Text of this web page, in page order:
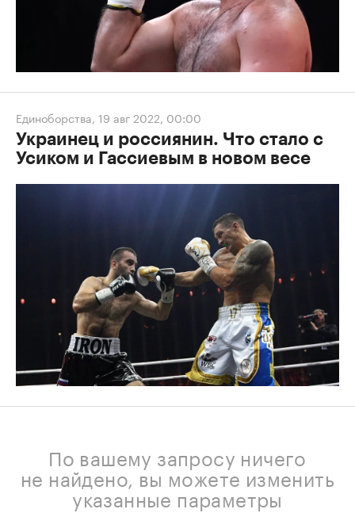
Единоборства, 19 авг 2022, 00:00
Украинец и россиянин. Что стало с
Усиком и Гассиевым в новом весе
По вашему запросу ничего
не найдено, вы можете изменить
указанные параметры